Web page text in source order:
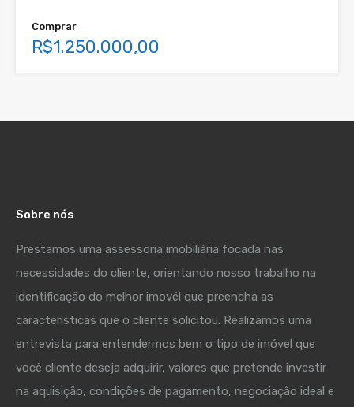
Comprar
R$1.250.000,00
Sobre nós
Prestamos uma assessoria imobiliária focada nas
necessidades do cliente, orientando nosso trabalho na
identificação do melhor imovél que preencha as
características que o cliente solicitou. Realizamos uma
entrevista para entendermos bem o tipo de imóvel que
você cliente deseja adquirir, valores que pretende investir
na aquisição, condições de pagamento, negociação ideal e